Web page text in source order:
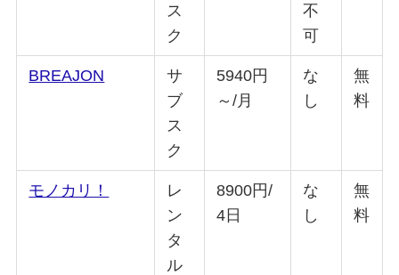
ス
ク
不
可
BREAJON
サ
ブ
ス
ク
5940円
～/月
な
し
無
料
モノカリ！
レ
ン
タ
ル
8900円/
4日
な
し
無
料